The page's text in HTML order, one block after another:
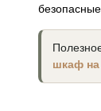
шкаф на